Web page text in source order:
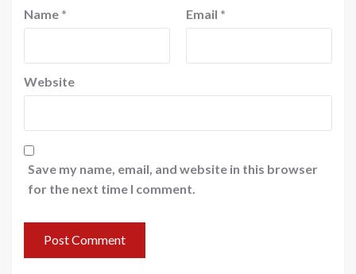
Name * Email *
Website
Save my name, email, and website in this browser
for the next time I comment.